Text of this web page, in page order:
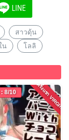
LINE
สาวดุ้น
น โลลิ
ครั้งแรก VIRGIN
8/10